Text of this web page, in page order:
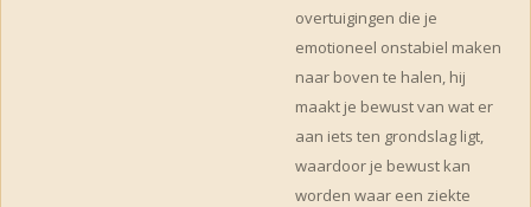
overtuigingen die je
emotioneel onstabiel maken
naar boven te halen, hij
maakt je bewust van wat er
aan iets ten grondslag ligt,
waardoor je bewust kan
worden waar een ziekte